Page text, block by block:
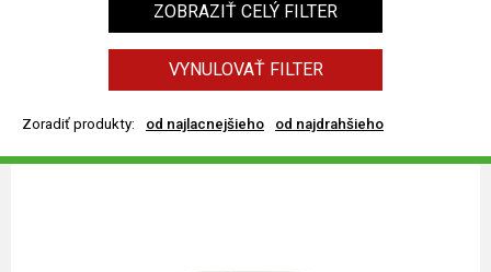
ZOBRAZIŤ CELÝ FILTER
VYNULOVAŤ FILTER
Zoradiť produkty: od najlacnejšieho od najdrahšieho